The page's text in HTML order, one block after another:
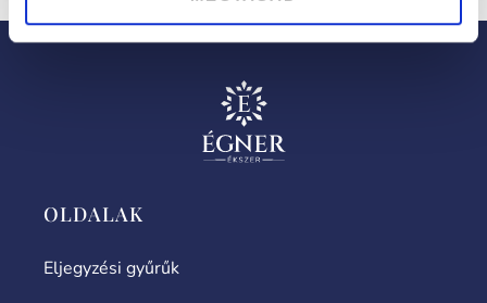
OLDALAK
Eljegyzési gyűrűk